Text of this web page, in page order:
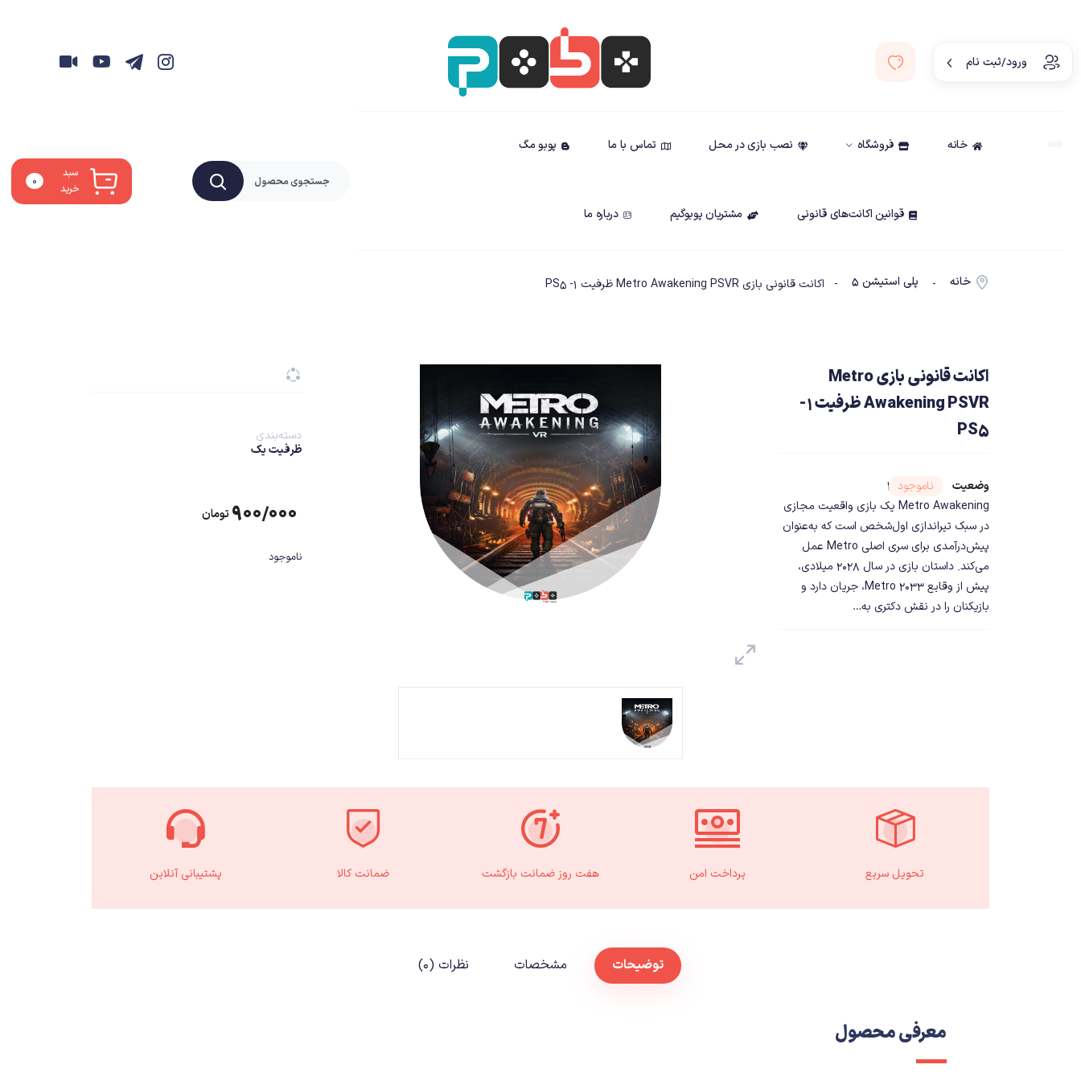
ورود/ثبت نام
خانه فروشگاه نصب بازی در محل تماس با ما پوبو مگ
قوانین اکانت‌های قانونی مشتریان پوبوگیم درباره ما
سبد
خرید
۰
خانه - پلی استیشن ۵ - اکانت قانونی بازی Metro Awakening PSVR ظرفیت 1- PS5
اکانت قانونی بازی Metro
Awakening PSVR ظرفیت 1-
PS5
وضعیت ناموجودشناسه محصول ۲۴۲۵۱
Metro Awakening یک بازی واقعیت مجازی
در سبک تیراندازی اول‌شخص است که به‌عنوان
پیش‌درآمدی برای سری اصلی Metro عمل
می‌کند. داستان بازی در سال ۲۰۲۸ میلادی،
پیش از وقایع Metro 2033، جریان دارد و
بازیکنان را در نقش دکتری به…
دسته‌بندی
ظرفیت یک
۹۰۰/۰۰۰ تومان
ناموجود
تحویل سریع پرداخت امن هفت روز ضمانت بازگشت ضمانت کالا پشتیبانی آنلاین
توضیحات مشخصات نظرات (۰)
معرفی محصول